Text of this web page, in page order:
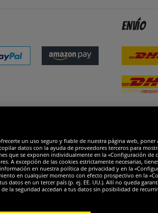
Envío
un uso seguro y fiable de nuestra página web,
datos con la ayuda de proveedores terceros para
que se exponen individualmente en la «Configuración
A excepción de las cookies estrictamente necesarias,
en nuestra política de privacidad y en la
en cualquier momento con efecto prospectivo en la
datos en un tercer país (p. ej. EE. UU.). Allí no queda
la seguridad accedan a tus datos sin posibilidad de